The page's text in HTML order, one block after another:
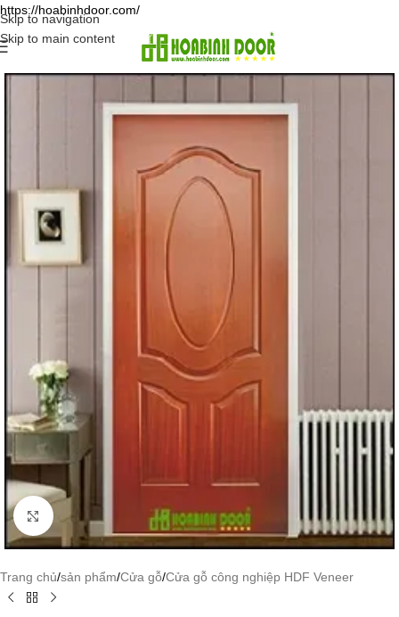
https://hoabinhdoor.com/
Skip to navigation
Skip to main content
Click to enlarge
Trang chủ/sản phẩm/Cửa gỗ/Cửa gỗ công nghiệp HDF Veneer